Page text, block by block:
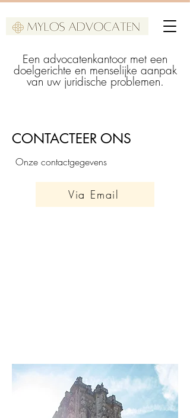
Een advocatenkantoor met een
doelgerichte en menselijke aanpak
van uw juridische problemen.
CONTACTEER ONS
Onze contactgegevens
Via Email